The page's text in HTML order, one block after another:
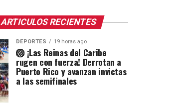
ARTICULOS RECIENTES
DEPORTES 19 horas ago
🏐 ¡Las Reinas del Caribe
rugen con fuerza! Derrotan a
Puerto Rico y avanzan invictas
a las semifinales